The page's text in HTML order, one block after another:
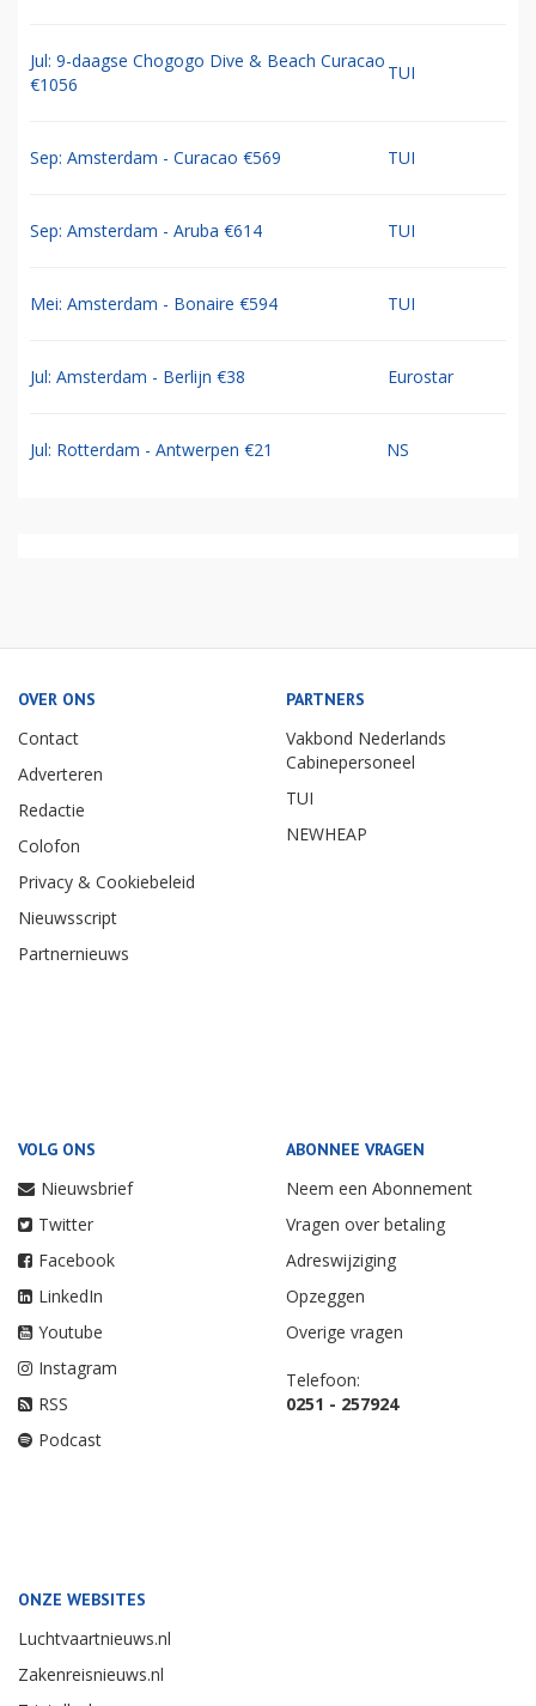
Jul: 9-daagse Chogogo Dive & Beach Curacao
€1056
TUI
Sep: Amsterdam - Curacao €569 TUI
Sep: Amsterdam - Aruba €614 TUI
Mei: Amsterdam - Bonaire €594 TUI
Jul: Amsterdam - Berlijn €38 Eurostar
Jul: Rotterdam - Antwerpen €21 NS
OVER ONS
Contact
Adverteren
Redactie
Colofon
Privacy & Cookiebeleid
Nieuwsscript
Partnernieuws
PARTNERS
Vakbond Nederlands
Cabinepersoneel
TUI
NEWHEAP
VOLG ONS
Nieuwsbrief
Twitter
Facebook
LinkedIn
Youtube
Instagram
RSS
Podcast
ABONNEE VRAGEN
Neem een Abonnement
Vragen over betaling
Adreswijziging
Opzeggen
Overige vragen
Telefoon:
0251 - 257924
ONZE WEBSITES
Luchtvaartnieuws.nl
Zakenreisnieuws.nl